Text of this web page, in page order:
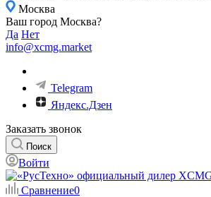
Москва
Ваш город Москва?
Да Нет
info@xcmg.market
Telegram
Яндекс.Дзен
Заказать звонок
Поиск
Войти
Сравнение0